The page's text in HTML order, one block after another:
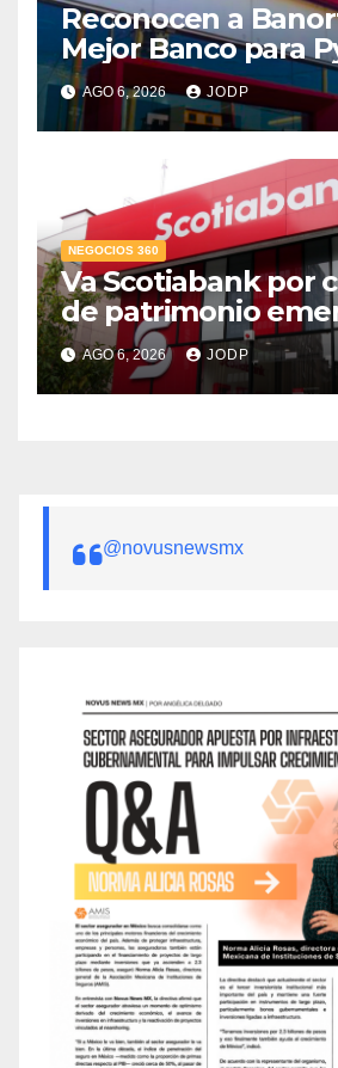
Reconocen a
Mejor Banco para
supera 14% del
crediticio
AGO 6, 2026 JODP
NEGOCIOS 360
Va Scotiabank por
de patrimonio
AGO 6, 2026 JODP
@novusnewsmx